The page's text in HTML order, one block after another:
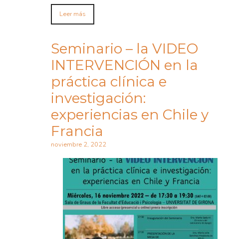
Leer más
Seminario – la VIDEO
INTERVENCIÓN en la
práctica clínica e
investigación:
experiencias en Chile y
Francia
noviembre 2, 2022